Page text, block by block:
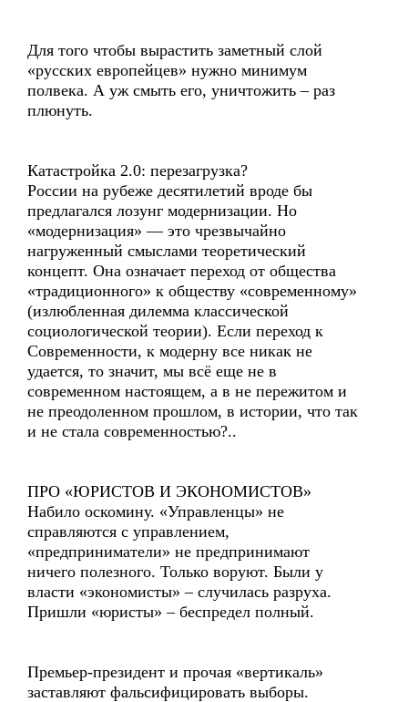
Для того чтобы вырастить заметный слой
«русских европейцев» нужно минимум
полвека. А уж смыть его, уничтожить – раз
плюнуть.
Катастройка 2.0: перезагрузка?
России на рубеже десятилетий вроде бы
предлагался лозунг модернизации. Но
«модернизация» — это чрезвычайно
нагруженный смыслами теоретический
концепт. Она означает переход от общества
«традиционного» к обществу «современному»
(излюбленная дилемма классической
социологической теории). Если переход к
Современности, к модерну все никак не
удается, то значит, мы всё еще не в
современном настоящем, а в не пережитом и
не преодоленном прошлом, в истории, что так
и не стала современностью?..
ПРО «ЮРИСТОВ И ЭКОНОМИСТОВ»
Набило оскомину. «Управленцы» не
справляются с управлением,
«предприниматели» не предпринимают
ничего полезного. Только воруют. Были у
власти «экономисты» – случилась разруха.
Пришли «юристы» – беспредел полный.
Премьер-президент и прочая «вертикаль»
заставляют фальсифицировать выборы.